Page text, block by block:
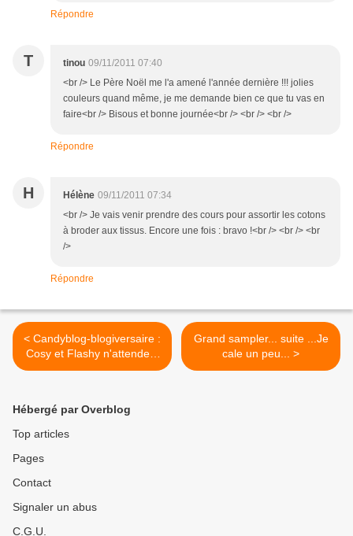
Répondre
T tinou 09/11/2011 07:40
<br /> Le Père Noël me l'a amené l'année dernière !!! jolies
couleurs quand même, je me demande bien ce que tu vas en
faire<br /> Bisous et bonne journée<br /> <br /> <br />
Répondre
H Hélène 09/11/2011 07:34
<br /> Je vais venir prendre des cours pour assortir les cotons
à broder aux tissus. Encore une fois : bravo !<br /> <br /> <br
/>
Répondre
< Candyblog-blogiversaire :
Cosy et Flashy n'attendent
que vous !
Grand sampler... suite ...Je
cale un peu... >
Hébergé par Overblog
Top articles
Pages
Contact
Signaler un abus
C.G.U.